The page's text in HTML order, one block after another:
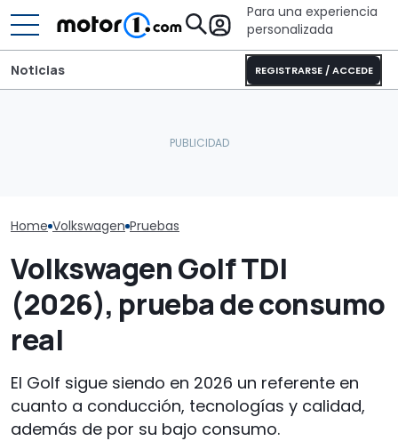
Para una experiencia
personalizada
REGISTRARSE / ACCEDE
Noticias
Home Volkswagen Pruebas
Volkswagen Golf TDI
(2026), prueba de consumo
real
El Golf sigue siendo en 2026 un referente en
cuanto a conducción, tecnologías y calidad,
además de por su bajo consumo.